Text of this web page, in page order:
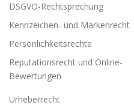
DSGVO-Rechtsprechung
Kennzeichen- und Markenrecht
Persönlichkeitsrechte
Reputationsrecht und Online-
Bewertungen
Urheberrecht